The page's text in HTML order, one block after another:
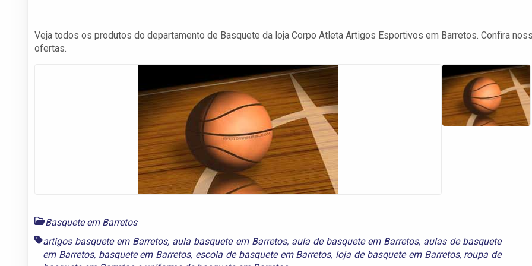
Veja todos os produtos do departamento de Basquete da loja Corpo Atleta Artigos Esportivos em Barretos. Confira
ofertas.
Basquete em Barretos
artigos basquete em Barretos, aula basquete em Barretos, aula de basquete em Barretos, aulas de basquete
em Barretos, basquete em Barretos, escola de basquete em Barretos, loja de basquete em Barretos, roupa de